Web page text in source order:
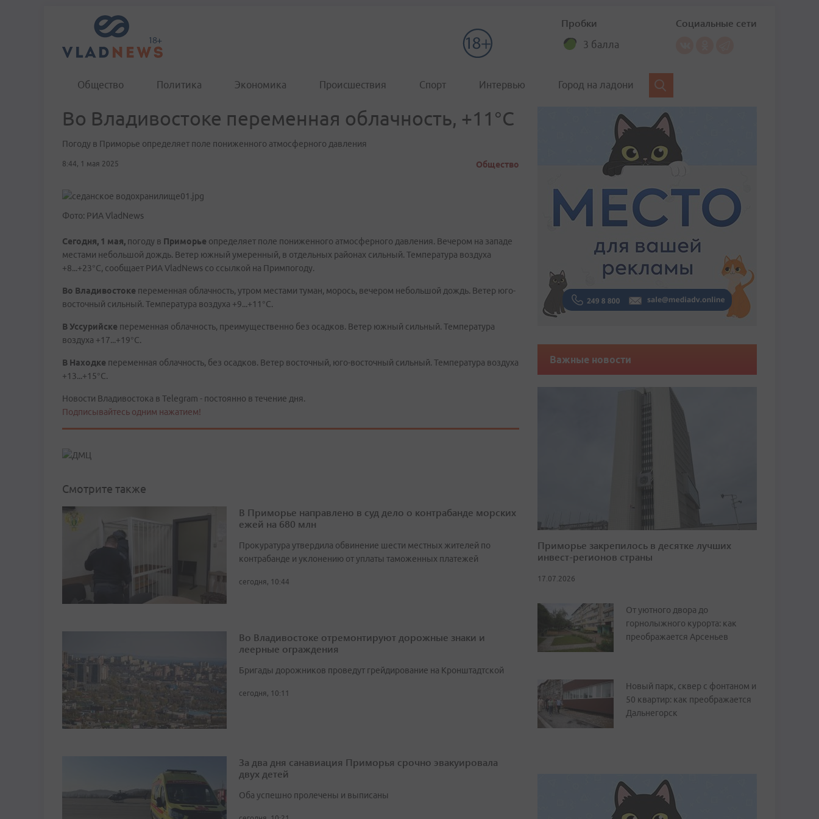
Пробки
3 балла
Социальные сети
Общество Политика Экономика Происшествия Спорт Интервью Город на ладони
Во Владивостоке переменная облачность, +11°C
Погоду в Приморье определяет поле пониженного атмосферного давления
8:44, 1 мая 2025 Общество
Фото: РИА VladNews
Сегодня, 1 мая, погоду в Приморье определяет поле пониженного атмосферного давления. Вечером на западе
местами небольшой дождь. Ветер южный умеренный, в отдельных районах сильный. Температура воздуха
+8...+23°C, сообщает РИА VladNews со ссылкой на Примпогоду.
Во Владивостоке переменная облачность, утром местами туман, морось, вечером небольшой дождь. Ветер юго-
восточный сильный. Температура воздуха +9...+11°C.
В Уссурийске переменная облачность, преимущественно без осадков. Ветер южный сильный. Температура
воздуха +17...+19°C.
В Находке переменная облачность, без осадков. Ветер восточный, юго-восточный сильный. Температура воздуха
+13...+15°C.
Новости Владивостока в Telegram - постоянно в течение дня.
Подписывайтесь одним нажатием!
Смотрите также
В Приморье направлено в суд дело о контрабанде морских
ежей на 680 млн
Прокуратура утвердила обвинение шести местных жителей по
контрабанде и уклонению от уплаты таможенных платежей
сегодня, 10:44
Во Владивостоке отремонтируют дорожные знаки и
леерные ограждения
Бригады дорожников проведут грейдирование на Кронштадтской
сегодня, 10:11
За два дня санавиация Приморья срочно эвакуировала
двух детей
Оба успешно пролечены и выписаны
Важные новости
Приморье закрепилось в десятке лучших
инвест-регионов страны
17.07.2026
От уютного двора до
горнолыжного курорта: как
преображается Арсеньев
Новый парк, сквер с фонтаном и
50 квартир: как преображается
Дальнегорск